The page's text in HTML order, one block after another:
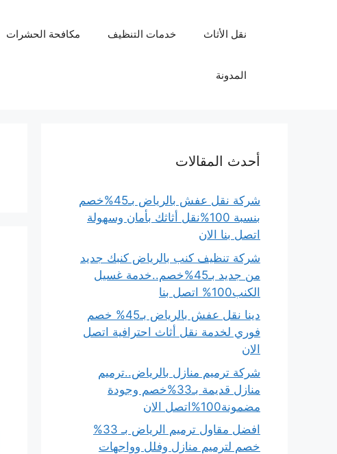
نقل الأثاث خدمات التنظيف مكافحة الحشرات
المدونة
أحدث المقالات
شركة نقل عفش بالرياض بـ45%خصم
بنسبة 100%نقل أثاثك بأمان وسهولة
اتصل بنا الان
شركة تنظيف كنب بالرياض كنبك جديد
من جديد بـ45%خصم..خدمة غسيل
الكنب100% اتصل بنا
دينا نقل عفش بالرياض بـ45% خصم
فوري لخدمة نقل أثاث احترافية اتصل
الان
شركة ترميم منازل بالرياض..ترميم
منازل قديمة بـ33%خصم وجودة
مضمونة100%اتصل الان
افضل مقاول ترميم الرياض بـ 33%
خصم لترميم منازل وفلل وواجهات